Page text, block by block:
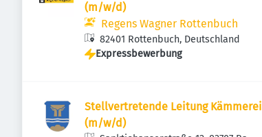
(m/w/d)
Regens Wagner Rottenbuch
82401 Rottenbuch, Deutschland
Expressbewerbung
Stellvertretende Leitung Kämmerei
(m/w/d)